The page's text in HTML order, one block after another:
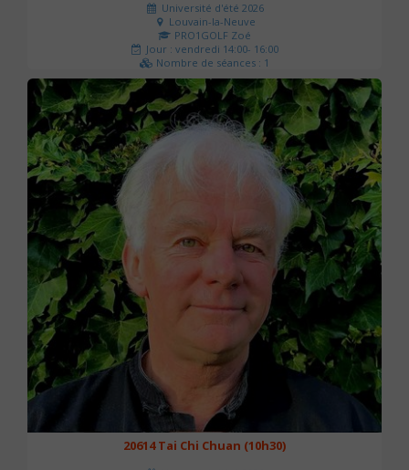
Université d'été 2026
Louvain-la-Neuve
PRO1GOLF Zoé
Jour : vendredi 14:00- 16:00
Nombre de séances : 1
45 €
20614 Tai Chi Chuan (10h30)